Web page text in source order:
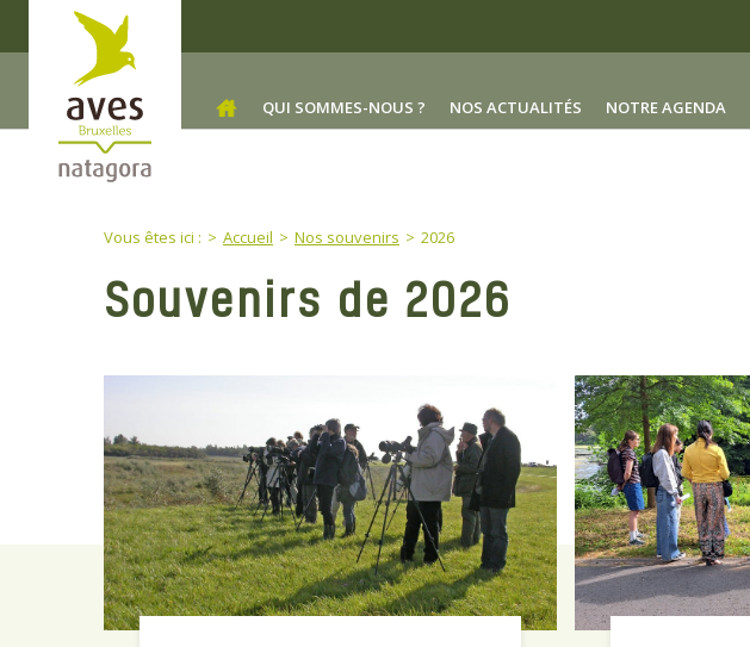
Skip to main content
QUI SOMMES-NOUS ? NOS ACTUALITÉS NOTRE AGENDA
Vous êtes ici : Accueil Nos souvenirs 2026
Souvenirs de 2026